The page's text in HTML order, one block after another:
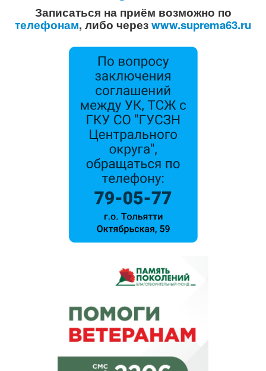
Записаться на приём возможно по
телефонам, либо черезwww.suprema63.ru